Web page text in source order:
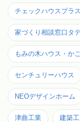
チェックハウスプラス
家づくり相談窓口タ
もみの木ハウス・か
センチュリーハウス
NEOデザインホーム
津曲工業 建築